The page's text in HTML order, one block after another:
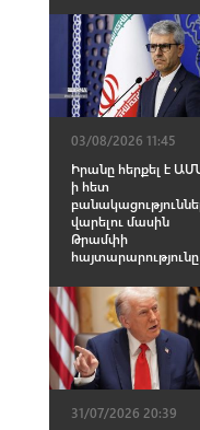
03/08/2026 11:45
Իրանը հերքել է
ի հետ
վարելու մասին
Թրամփի
հայտարարությունը
31/07/2026 20:39